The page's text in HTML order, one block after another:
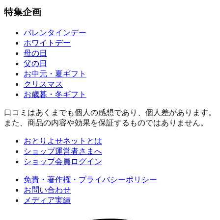
特集企画
バレンタインデー
ホワイトデー
母の日
父の日
お中元・夏ギフト
クリスマス
お歳暮・冬ギフト
口コミはあくまでも個人の感想であり、個人差があります。
また、商品の内容や効果を保証するものではありません。
おとりよせネットとは
ショップ運営者さまへ
ショップ会員ログイン
免責・著作権・プライバシーポリシー
お問い合わせ
メディア実績